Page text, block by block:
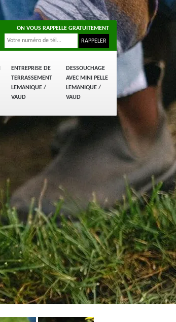
ENTREPRISE DE
TERRASSEMENT
LEMANIQUE /
VAUD
DESSOUCHAGE
AVEC MINI PELLE
LEMANIQUE /
VAUD
ON VOUS RAPPELLE GRATUITEMENT